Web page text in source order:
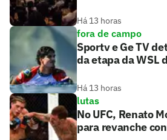
Há 13 horas
fora de campo
Sportv e Ge TV
da etapa da WSL
Há 13 horas
lutas
No UFC, Renato
para revanche